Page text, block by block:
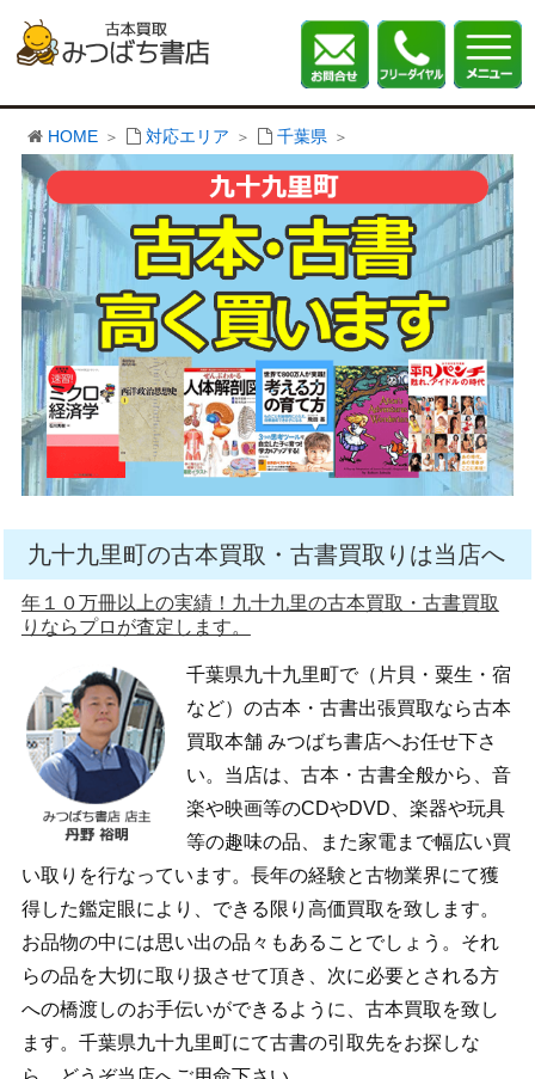
HOME 対応エリア 千葉県
九十九里町の古本買取・古書買取りは当店へ
年１０万冊以上の実績！九十九里の古本買取・古書買取
りならプロが査定します。
千葉県九十九里町で（片貝・粟生・宿
など）の古本・古書出張買取なら古本
買取本舗 みつばち書店へお任せ下さ
い。当店は、古本・古書全般から、音
楽や映画等のCDやDVD、楽器や玩具
等の趣味の品、また家電まで幅広い買
い取りを行なっています。長年の経験と古物業界にて獲
得した鑑定眼により、できる限り高価買取を致します。
お品物の中には思い出の品々もあることでしょう。それ
らの品を大切に取り扱させて頂き、次に必要とされる方
への橋渡しのお手伝いができるように、古本買取を致し
ます。千葉県九十九里町にて古書の引取先をお探しな